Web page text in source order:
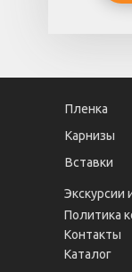
Пленка
Вставки
Карнизы
Политика
Экскурсии
Каталог
Контакты